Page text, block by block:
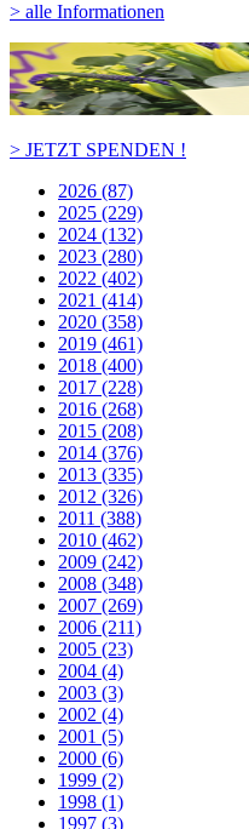
> alle Informationen
> JETZT SPENDEN !
2026 (87)
2025 (229)
2024 (132)
2023 (280)
2022 (402)
2021 (414)
2020 (358)
2019 (461)
2018 (400)
2017 (228)
2016 (268)
2015 (208)
2014 (376)
2013 (335)
2012 (326)
2011 (388)
2010 (462)
2009 (242)
2008 (348)
2007 (269)
2006 (211)
2005 (23)
2004 (4)
2003 (3)
2002 (4)
2001 (5)
2000 (6)
1999 (2)
1998 (1)
1997 (3)